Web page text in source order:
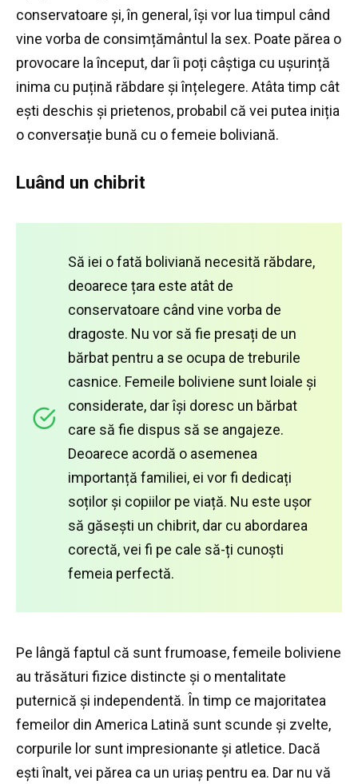
conservatoare și, în general, își vor lua timpul când
vine vorba de consimțământul la sex. Poate părea o
provocare la început, dar îi poți câștiga cu ușurință
inima cu puțină răbdare și înțelegere. Atâta timp cât
ești deschis și prietenos, probabil că vei putea iniția
o conversație bună cu o femeie boliviană.
Luând un chibrit
Să iei o fată boliviană necesită răbdare,
deoarece țara este atât de
conservatoare când vine vorba de
dragoste. Nu vor să fie presați de un
bărbat pentru a se ocupa de treburile
casnice. Femeile boliviene sunt loiale și
considerate, dar își doresc un bărbat
care să fie dispus să se angajeze.
Deoarece acordă o asemenea
importanță familiei, ei vor fi dedicați
soților și copiilor pe viață. Nu este ușor
să găsești un chibrit, dar cu abordarea
corectă, vei fi pe cale să-ți cunoști
femeia perfectă.
Pe lângă faptul că sunt frumoase, femeile boliviene
au trăsături fizice distincte și o mentalitate
puternică și independentă. În timp ce majoritatea
femeilor din America Latină sunt scunde și zvelte,
corpurile lor sunt impresionante și atletice. Dacă
ești înalt, vei părea ca un uriaș pentru ea. Dar nu vă